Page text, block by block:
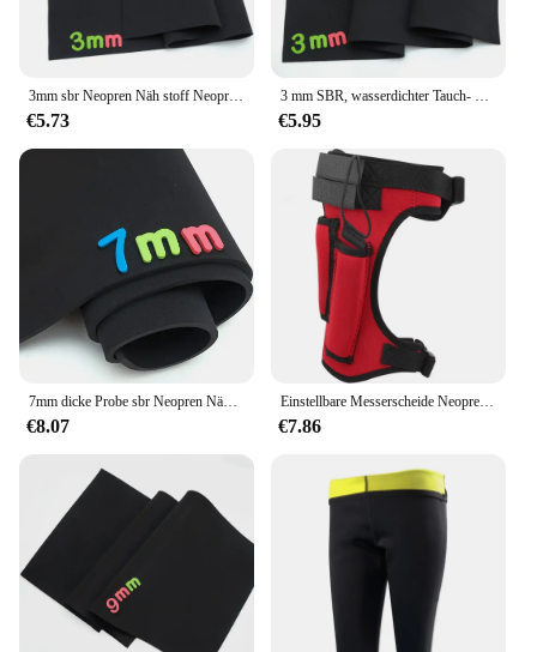
elements or simply want to maintain their health and
appearance, these neoprene untersetzer sets are the
3mm sbr Neopren Näh stoff Neopren anzug Stretch Stoff andere Stoffe glatt gestrickt Stretch Polyester Spandex/Polyester Kette
€5.73
3 mm SBR, wasserdichter Tauch- und Stoßschutz, Neoprenanzug. Doppelseitiger Neopren-Nähstoff, dehnbar, andere
€5.95
7mm dicke Probe sbr Neopren Näh stoff wasserdicht wind dicht Tauchen stoßfest stoßfest Stoff
€8.07
Einstellbare Messerscheide Neopren Tauchen Messer Wrap Scheide Abdeckband Beinhalter Taucher Sicherheitsausrüstung Halter
€7.86